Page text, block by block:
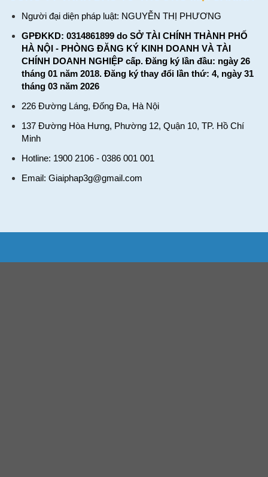
Người đại diện pháp luật: NGUYỄN THỊ PHƯƠNG
GPĐKKD: 0314861899 do SỞ TÀI CHÍNH THÀNH PHỐ
HÀ NỘI - PHÒNG ĐĂNG KÝ KINH DOANH VÀ TÀI
CHÍNH DOANH NGHIỆP cấp. Đăng ký lần đầu: ngày 26
tháng 01 năm 2018. Đăng ký thay đổi lần thứ: 4, ngày 31
tháng 03 năm 2026
226 Đường Láng, Đống Đa, Hà Nội
137 Đường Hòa Hưng, Phường 12, Quận 10, TP. Hồ Chí
Minh
Hotline: 1900 2106 - 0386 001 001
Email: Giaiphap3g@gmail.com